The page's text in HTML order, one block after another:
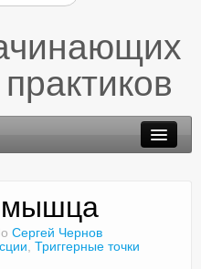
мышца
Сергей Чернов
Триггерные точки